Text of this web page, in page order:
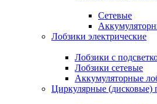
Сетевые
Лобзики электрические
Лобзики с
Лобзики сетевые
Аккумуляторные
Циркулярные (дисковые)